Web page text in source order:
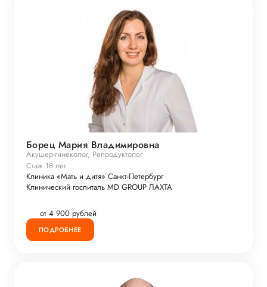
Борец Мария Владимировна
Акушер-гинеколог, Репродуктолог
Стаж 18 лет
Клиника «Мать и дитя» Санкт-Петербург
Клинический госпиталь MD GROUP ЛАХТА
от 4 900 рублей
ПОДРОБНЕЕ